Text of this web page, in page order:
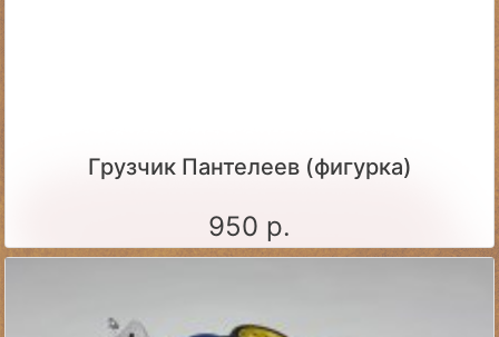
Грузчик Пантелеев (фигурка)
950 р.